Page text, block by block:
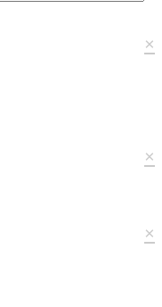
×
×
×